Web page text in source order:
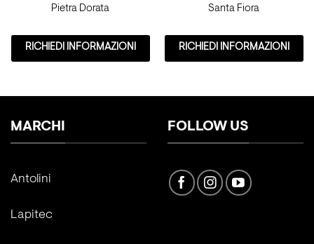
Pietra Dorata
RICHIEDI INFORMAZIONI
Santa Fiora
RICHIEDI INFORMAZIONI
MARCHI
Antolini
Lapitec
FOLLOW US